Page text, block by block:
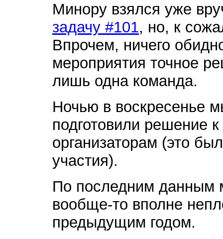
Минору взялся уже
задачу #101, но, к
Впрочем, ничего
мероприятия точное
лишь одна команда.
Ночью в воскресенье
подготовили решение
организаторам (это
участия).
По последним данным
вообще-то вполне
предыдущим годом.